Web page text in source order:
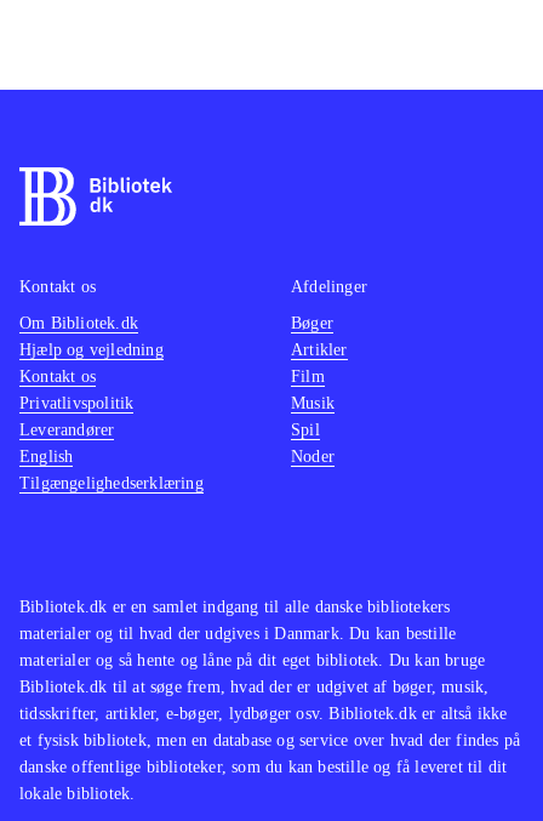
Bibliotek.dk er en samlet indgang til alle danske bibliotekers
materialer og til hvad der udgives i Danmark. Du kan bestille
materialer og så hente og låne på dit eget bibliotek. Du kan bruge
Bibliotek.dk til at søge frem, hvad der er udgivet af bøger, musik,
tidsskrifter, artikler, e-bøger, lydbøger osv. Bibliotek.dk er altså ikke
et fysisk bibliotek, men en database og service over hvad der findes på
danske offentlige biblioteker, som du kan bestille og få leveret til dit
lokale bibliotek.
Kontakt os
Om Bibliotek.dk
Hjælp og vejledning
Kontakt os
Privatlivspolitik
Leverandører
English
Tilgængelighedserklæring
Afdelinger
Bøger
Artikler
Film
Musik
Spil
Noder